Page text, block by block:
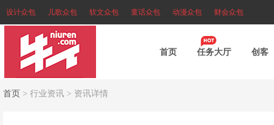
设计众包 儿歌众包 软文众包 童话众包 动漫众包 财会众包
首页 任务大厅 创客
首页 > 行业资讯 > 资讯详情